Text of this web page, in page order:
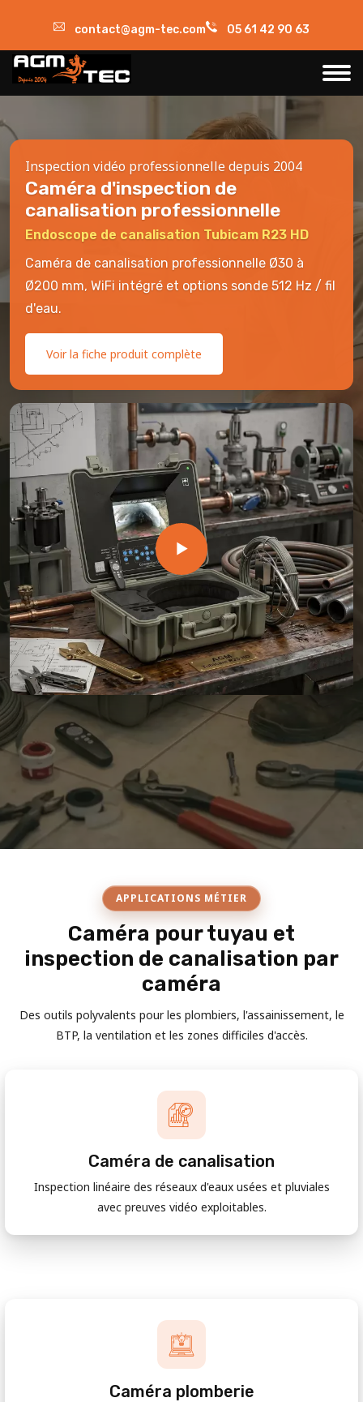
contact@agm-tec.com 05 61 42 90 63
Inspection vidéo professionnelle depuis 2004
Caméra d'inspection de
canalisation professionnelle
Endoscope de canalisation Tubicam R23 HD
Caméra de canalisation professionnelle Ø30 à
Ø200 mm, WiFi intégré et options sonde 512 Hz / fil
d'eau.
Voir la fiche produit complète
APPLICATIONS MÉTIER
Caméra pour tuyau et
inspection de canalisation par
caméra
Des outils polyvalents pour les plombiers, l'assainissement, le
BTP, la ventilation et les zones difficiles d'accès.
Caméra de canalisation
Inspection linéaire des réseaux d'eaux usées et pluviales
avec preuves vidéo exploitables.
Caméra plomberie